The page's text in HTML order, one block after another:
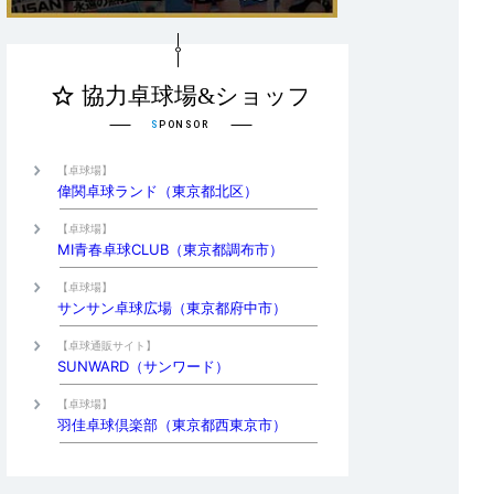
【卓球場】
偉関卓球ランド（東京都北区）
【卓球場】
MI青春卓球CLUB（東京都調布市）
【卓球場】
サンサン卓球広場（東京都府中市）
【卓球通販サイト】
SUNWARD（サンワード）
【卓球場】
羽佳卓球倶楽部（東京都西東京市）